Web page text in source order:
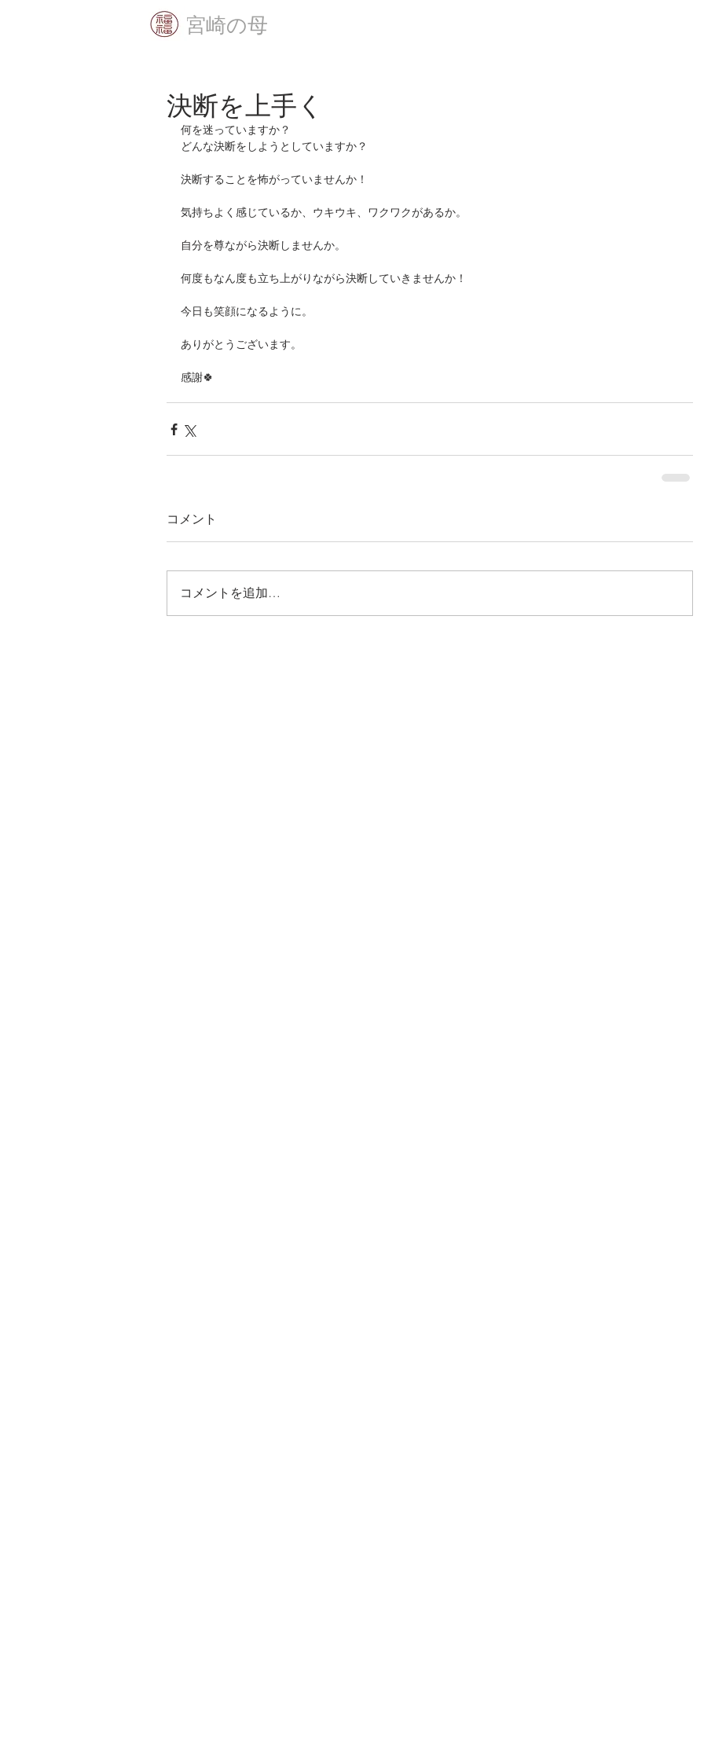
​宮崎の母
決断を上手く
何を迷っていますか？
どんな決断をしようとしていますか？
決断することを怖がっていませんか！
気持ちよく感じているか、ウキウキ、ワクワクがあるか。
自分を尊ながら決断しませんか。
何度もなん度も立ち上がりながら決断していきませんか！
今日も笑顔になるように。
ありがとうございます。
感謝🍀
コメント
コメントを追加…